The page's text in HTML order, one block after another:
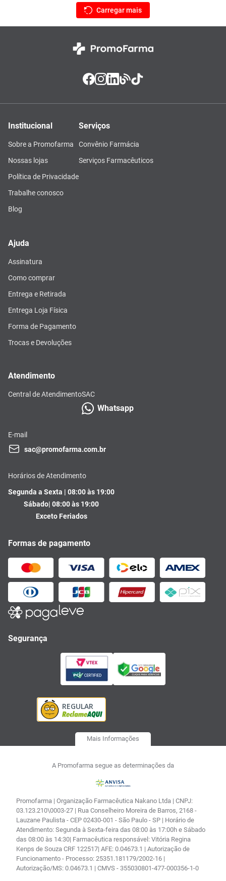
Institucional
Sobre a Promofarma
Nossas lojas
Política de Privacidade
Trabalhe conosco
Blog
Serviços
Convênio Farmácia
Serviços Farmacêuticos
Ajuda
Assinatura
Como comprar
Entrega e Retirada
Entrega Loja Física
Forma de Pagamento
Trocas e Devoluções
Atendimento
Central de AtendimentoSAC
Whatsapp
E-mail
sac@promofarma.com.br
Horários de Atendimento
Segunda a Sexta | 08:00 às 19:00
Sábado| 08:00 às 19:00
Exceto Feriados
Formas de pagamento
Segurança
Mais Informações
A Promofarma segue as determinações da
Promofarma | Organização Farmacêutica Nakano Ltda | CNPJ:
03.123.210\0003-27 | Rua Conselheiro Moreira de Barros, 2168 -
Lauzane Paulista - CEP 02430-001 - São Paulo - SP | Horário de
Atendimento: Segunda à Sexta-feira das 08:00 às 17:00h e Sábado
das 08:00 às 14:30| Farmacêutica responsável: Vitória Regina
Kenps de Souza CRF 122517| AFE: 0.04673.1 | Autorização de
Funcionamento - Processo: 25351.181179/2002-16 |
Autorização/MS: 0.04673.1 | CMVS - 355030801-477-000356-1-0